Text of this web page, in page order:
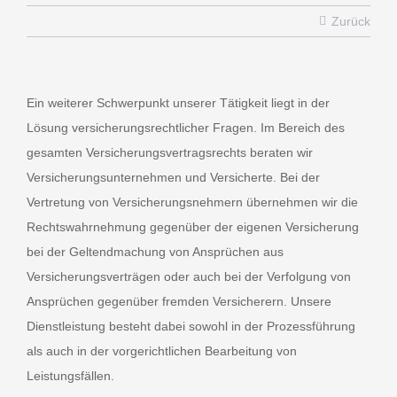
Zurück
Ein weiterer Schwerpunkt unserer Tätigkeit liegt in der
Lösung versicherungsrechtlicher Fragen. Im Bereich des
gesamten Versicherungsvertragsrechts beraten wir
Versicherungsunternehmen und Versicherte. Bei der
Vertretung von Versicherungsnehmern übernehmen wir die
Rechtswahrnehmung gegenüber der eigenen Versicherung
bei der Geltendmachung von Ansprüchen aus
Versicherungsverträgen oder auch bei der Verfolgung von
Ansprüchen gegenüber fremden Versicherern. Unsere
Dienstleistung besteht dabei sowohl in der Prozessführung
als auch in der vorgerichtlichen Bearbeitung von
Leistungsfällen.
BOCHUM
Viktoriastraße 57
44787 Bochum
Telefon 0234-688420
Telefax 0234-688481
info@sb-rechtsanwaelte.de
RECKLINGHAUSEN